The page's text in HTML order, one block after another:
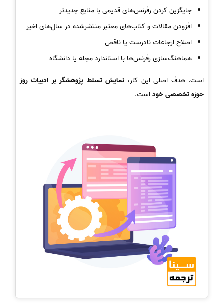
جایگزین کردن رفرنس‌های قدیمی با منابع جدیدتر
افزودن مقالات و کتاب‌های معتبر منتشرشده در سال‌های اخیر
اصلاح ارجاعات نادرست یا ناقص
هماهنگ‌سازی رفرنس‌ها با استاندارد مجله یا دانشگاه
است. هدف اصلی این کار، نمایش تسلط پژوهشگر بر ادبیات روز
حوزه تخصصی خوداست.